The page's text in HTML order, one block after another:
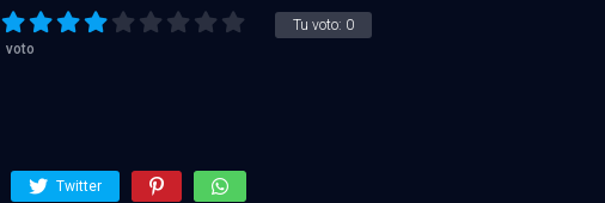
Tu voto: 0
voto
Twitter